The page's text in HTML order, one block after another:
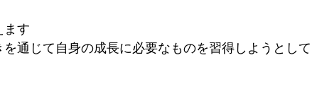
ます
通じて自身の成長に必要なものを習得しようとして